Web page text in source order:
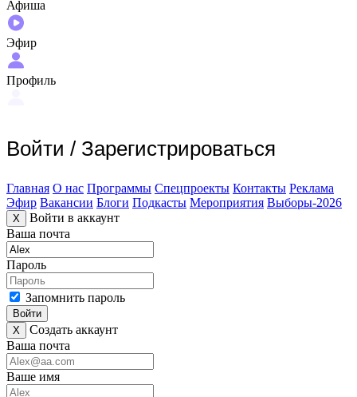
Афиша
Эфир
Профиль
Войти / Зарегистрироваться
Главная О нас Программы Спецпроекты Контакты Реклама
Эфир Вакансии Блоги Подкасты Мероприятия Выборы-2026
X
Войти в аккаунт
Ваша почта
Пароль
Запомнить пароль
Войти
X
Создать аккаунт
Ваша почта
Ваше имя